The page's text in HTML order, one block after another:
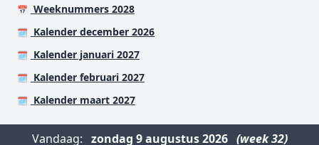
📅 Weeknummers 2028
🗓️ Kalender december 2026
🗓️ Kalender januari 2027
🗓️ Kalender februari 2027
🗓️ Kalender maart 2027
Vandaag: zondag 9 augustus 2026 (week 32)